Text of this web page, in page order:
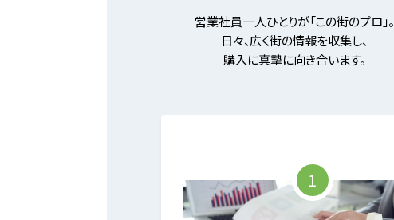
営業社員一人ひとりが「この街のプロ」。
日々、広く街の情報を収集し、
購入に真摯に向き合います。
1